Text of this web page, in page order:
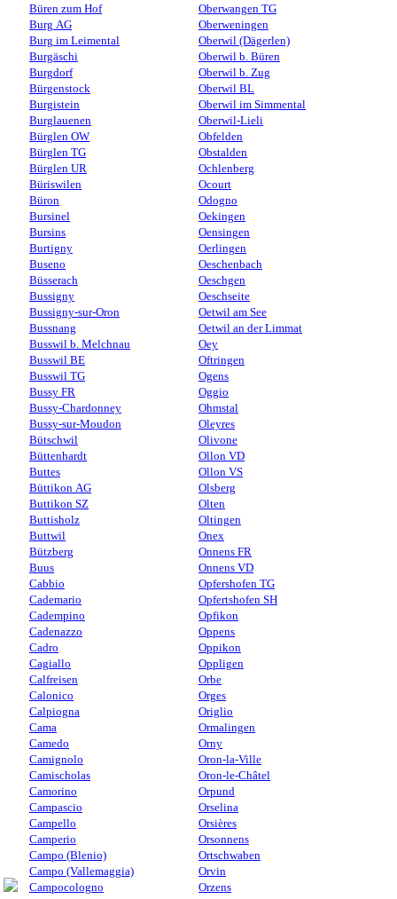
Büren zum Hof
Burg AG
Burg im Leimental
Burgäschi
Burgdorf
Bürgenstock
Burgistein
Burglauenen
Bürglen OW
Bürglen TG
Bürglen UR
Büriswilen
Büron
Bursinel
Bursins
Burtigny
Buseno
Büsserach
Bussigny
Bussigny-sur-Oron
Bussnang
Busswil b. Melchnau
Busswil BE
Busswil TG
Bussy FR
Bussy-Chardonney
Bussy-sur-Moudon
Bütschwil
Büttenhardt
Buttes
Büttikon AG
Buttikon SZ
Buttisholz
Buttwil
Bützberg
Buus
Cabbio
Cademario
Cadempino
Cadenazzo
Cadro
Cagiallo
Calfreisen
Calonico
Calpiogna
Cama
Camedo
Camignolo
Camischolas
Camorino
Campascio
Campello
Camperio
Campo (Blenio)
Campo (Vallemaggia)
Campocologno
Oberwangen TG
Oberweningen
Oberwil (Dägerlen)
Oberwil b. Büren
Oberwil b. Zug
Oberwil BL
Oberwil im Simmental
Oberwil-Lieli
Obfelden
Obstalden
Ochlenberg
Ocourt
Odogno
Oekingen
Oensingen
Oerlingen
Oeschenbach
Oeschgen
Oeschseite
Oetwil am See
Oetwil an der Limmat
Oey
Oftringen
Ogens
Oggio
Ohmstal
Oleyres
Olivone
Ollon VD
Ollon VS
Olsberg
Olten
Oltingen
Onex
Onnens FR
Onnens VD
Opfershofen TG
Opfertshofen SH
Opfikon
Oppens
Oppikon
Oppligen
Orbe
Orges
Origlio
Ormalingen
Orny
Oron-la-Ville
Oron-le-Châtel
Orpund
Orselina
Orsières
Orsonnens
Ortschwaben
Orvin
Orzens